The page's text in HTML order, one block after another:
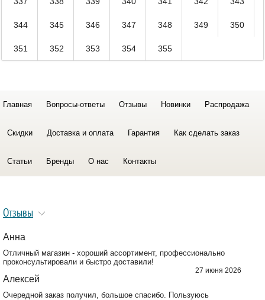
344 345 346 347 348 349 350
351 352 353 354 355
Главная Вопросы-ответы Отзывы Новинки Распродажа
Скидки Доставка и оплата Гарантия Как сделать заказ
Статьи Бренды О нас Контакты
Отзывы
Анна
Отличный магазин - хороший ассортимент, профессионально
проконсультировали и быстро доставили!
27 июня 2026
Алексей
Очередной заказ получил, большое спасибо. Пользуюсь